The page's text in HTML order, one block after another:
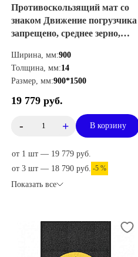
Противоскользящий мат со
знаком Движение погрузчика
запрещено, среднее зерно,
Ширина, мм:900
Толщина, мм:14
Размер, мм:900*1500
19 779 руб.
- + В корзину
от 1 шт — 19 779 руб.
от 3 шт — 18 790 руб. -5 %
Показать все